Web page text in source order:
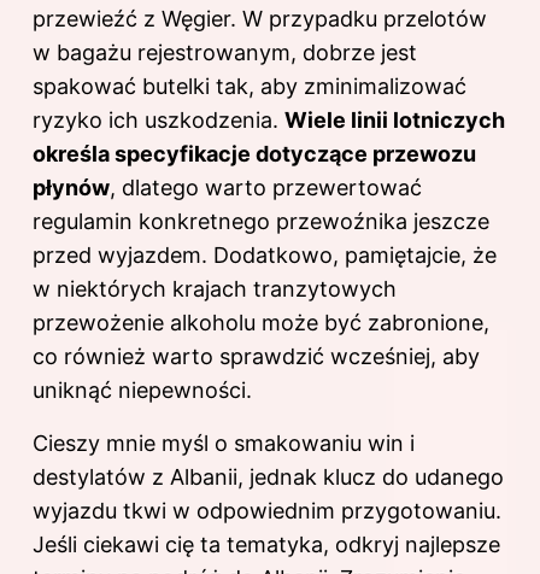
przewieźć z Węgier. W przypadku przelotów
w bagażu rejestrowanym, dobrze jest
spakować butelki tak, aby zminimalizować
ryzyko ich uszkodzenia. Wiele linii lotniczych
określa specyfikacje dotyczące przewozu
płynów, dlatego warto przewertować
regulamin konkretnego przewoźnika jeszcze
przed wyjazdem. Dodatkowo, pamiętajcie, że
w niektórych krajach tranzytowych
przewożenie alkoholu może być zabronione,
co również warto sprawdzić wcześniej, aby
uniknąć niepewności.
Cieszy mnie myśl o smakowaniu win i
destylatów z Albanii, jednak klucz do udanego
wyjazdu tkwi w odpowiednim przygotowaniu.
Jeśli ciekawi cię ta tematyka, odkryj najlepsze